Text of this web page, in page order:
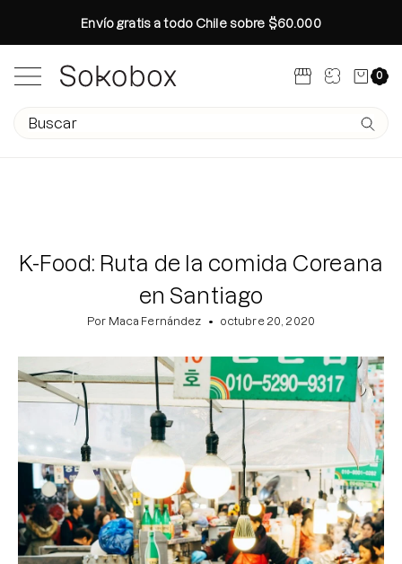
Envío gratis a todo Chile sobre $60.000
Abrir menú de navegación
Carro
0
Campo de texto de búsqueda Envíe
Especial Brightening Manchas
Rutina otoño en 4 pasos
Age-R Booster Pro Medicube
Crea tu Propio Kit
Glass Skin Tips
Brightening post verano
Protector Solar en Barra No.1
Parche para granitos
Rastrear mi Pedido
Parches para granitos internos
Parches para manchitas pos acné
K-Food: Ruta de la comida Coreana
en Santiago
Por Maca Fernández octubre 20, 2020